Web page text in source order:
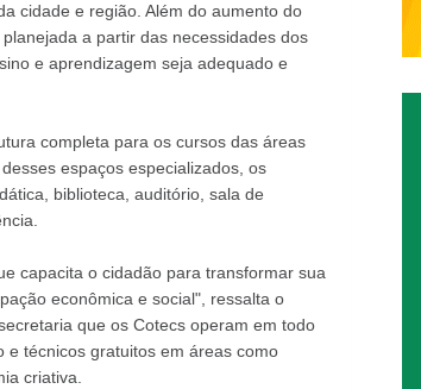
cidade e região. Além do aumento do
a partir das necessidades dos
e aprendizagem seja adequado e
completa para os cursos das áreas
espaços especializados, os
biblioteca, auditório, sala de
capacita o cidadão para transformar sua
econômica e social", ressalta o
que os Cotecs operam em todo
técnicos gratuitos em áreas como
criativa.